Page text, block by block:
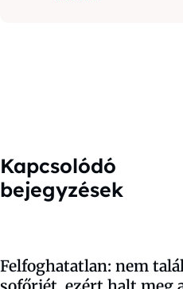
Kapcsolódó
bejegyzések
Felfoghatatlan: nem